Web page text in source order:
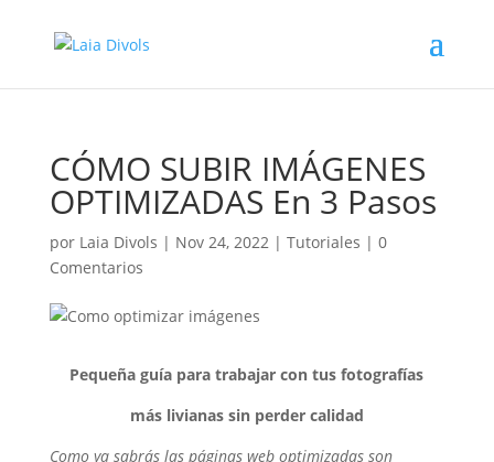
CÓMO SUBIR IMÁGENES
OPTIMIZADAS En 3 Pasos
por Laia Divols | Nov 24, 2022| Tutoriales | 0
Comentarios
Pequeña guía para trabajar con tus fotografías
más livianas sin perder calidad
Como ya sabrás las páginas web optimizadas son